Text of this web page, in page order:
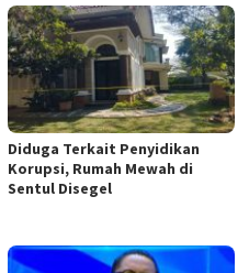
Diduga Terkait Penyidikan
Korupsi, Rumah Mewah di
Sentul Disegel